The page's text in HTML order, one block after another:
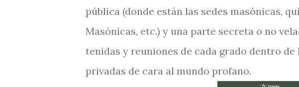
pública (donde están las sedes masónicas,
Masónicas, etc.) y una parte secreta o no
tenidas y reuniones de cada grado dentro
privadas de cara al mundo profano.